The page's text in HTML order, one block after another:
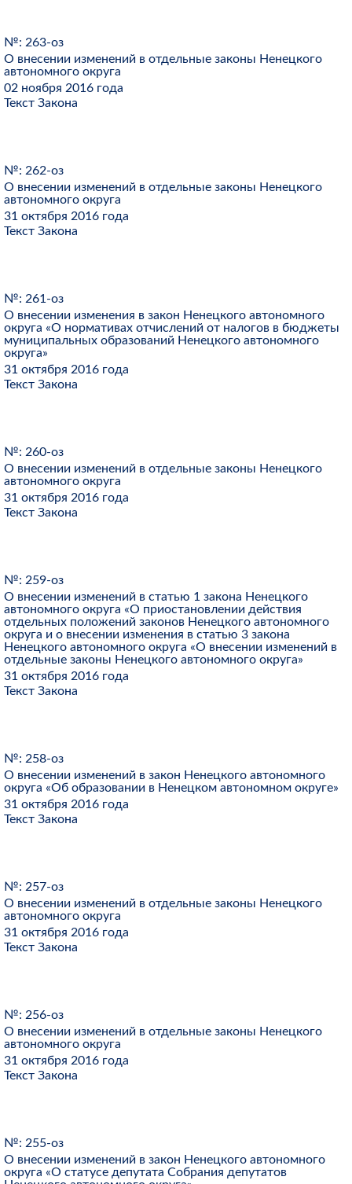
№: 263-оз
О внесении изменений в отдельные законы Ненецкого
автономного округа
02 ноября 2016 года
Текст Закона
№: 262-оз
О внесении изменений в отдельные законы Ненецкого
автономного округа
31 октября 2016 года
Текст Закона
№: 261-оз
О внесении изменения в закон Ненецкого автономного
округа «О нормативах отчислений от налогов в бюджеты
муниципальных образований Ненецкого автономного
округа»
31 октября 2016 года
Текст Закона
№: 260-оз
О внесении изменений в отдельные законы Ненецкого
автономного округа
31 октября 2016 года
Текст Закона
№: 259-оз
О внесении изменений в статью 1 закона Ненецкого
автономного округа «О приостановлении действия
отдельных положений законов Ненецкого автономного
округа и о внесении изменения в статью 3 закона
Ненецкого автономного округа «О внесении изменений в
отдельные законы Ненецкого автономного округа»
31 октября 2016 года
Текст Закона
№: 258-оз
О внесении изменений в закон Ненецкого автономного
округа «Об образовании в Ненецком автономном округе»
31 октября 2016 года
Текст Закона
№: 257-оз
О внесении изменений в отдельные законы Ненецкого
автономного округа
31 октября 2016 года
Текст Закона
№: 256-оз
О внесении изменений в отдельные законы Ненецкого
автономного округа
31 октября 2016 года
Текст Закона
№: 255-оз
О внесении изменений в закон Ненецкого автономного
округа «О статусе депутата Собрания депутатов